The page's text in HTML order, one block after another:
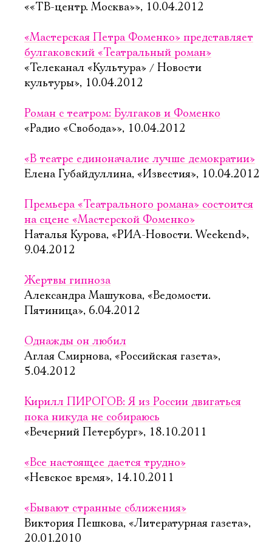
««ТВ-центр. Москва»», 10.04.2012
«Мастерская Петра Фоменко» представляет
булгаковский «Театральный роман»
«Телеканал «Культура» / Новости
культуры», 10.04.2012
Роман с театром: Булгаков и Фоменко
«Радио «Свобода»», 10.04.2012
«В театре единоначалие лучше демократии»
Елена Губайдуллина, «Известия», 10.04.2012
Премьера «Театрального романа» состоится
на сцене «Мастерской Фоменко»
Наталья Курова, «РИА-Новости. Weekend»,
9.04.2012
Жертвы гипноза
Александра Машукова, «Ведомости.
Пятиница», 6.04.2012
Однажды он любил
Аглая Смирнова, «Российская газета»,
5.04.2012
Кирилл ПИРОГОВ: Я из России двигаться
пока никуда не собираюсь
«Вечерний Петербург», 18.10.2011
«Все настоящее дается трудно»
«Невское время», 14.10.2011
«Бывают странные сближения»
Виктория Пешкова, «Литературная газета»,
20.01.2010